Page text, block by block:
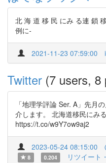
北 海 道 移 民 にみ る連 鎖
例に-
2021-11-23 07:59:00
Twitter (7 users, 8
「地理学評論 Ser. A」先月
介します。 北海道移民にみ
https://t.co/w9Y7ow9aj2
2023-05-24 08:15:00
8
0.204 リツイート